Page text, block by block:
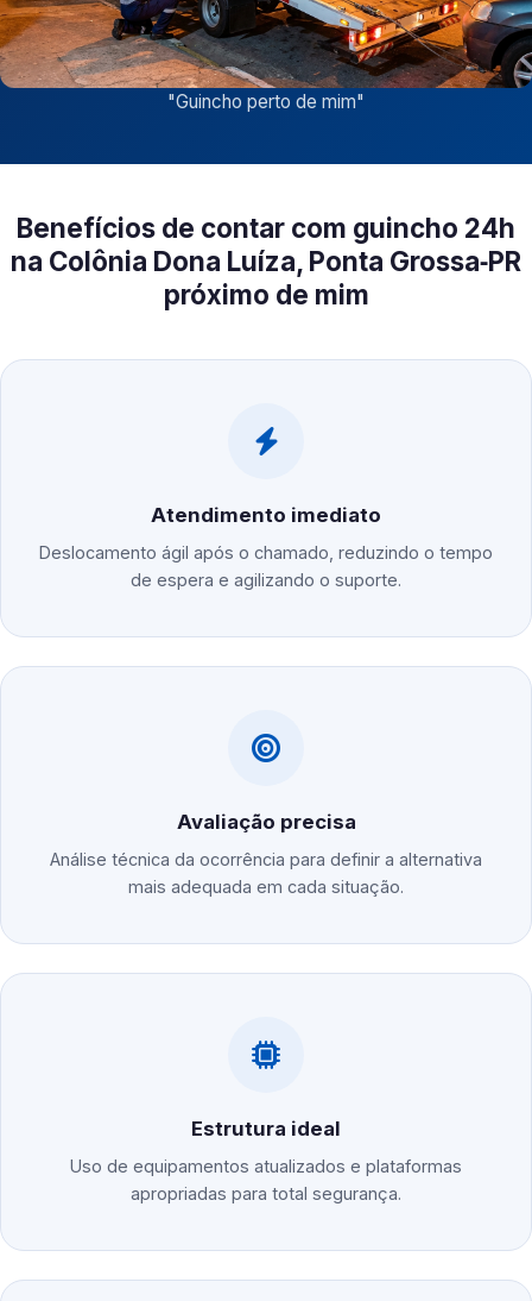
"Guincho perto de mim"
Benefícios de contar com guincho 24h
na Colônia Dona Luíza, Ponta Grossa‑PR
próximo de mim
Atendimento imediato
Deslocamento ágil após o chamado, reduzindo o tempo
de espera e agilizando o suporte.
Avaliação precisa
Análise técnica da ocorrência para definir a alternativa
mais adequada em cada situação.
Estrutura ideal
Uso de equipamentos atualizados e plataformas
apropriadas para total segurança.